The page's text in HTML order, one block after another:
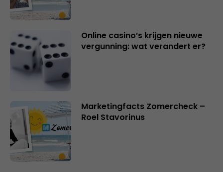
Online casino’s krijgen nieuwe
vergunning: wat verandert er?
Marketingfacts Zomercheck –
Roel Stavorinus